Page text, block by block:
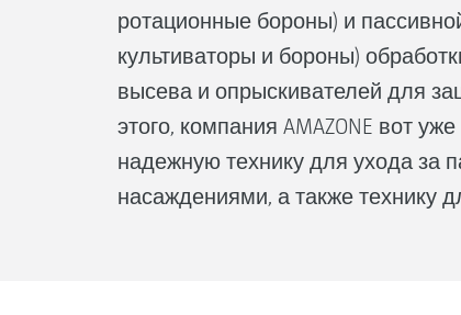
ротационные бороны) и
культиваторы и бороны)
высева и опрыскивателей для
этого, компания AMAZONE вот
надежную технику для ухода за
насаждениями, а также технику